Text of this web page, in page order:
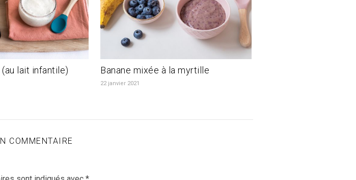
lait infantile) Banane mixée à la myrtille
22 janvier 2021
COMMENTAIRE